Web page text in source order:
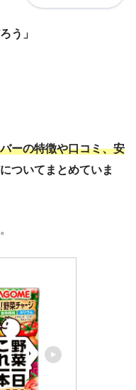
う」
ーの特徴や口コミ、安
ついてまとめていま